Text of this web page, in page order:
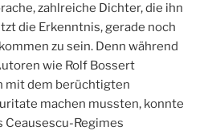
zahlreiche Dichter, die ihn
die Erkenntnis, gerade noch
zu sein. Denn während
wie Rolf Bossert
mit dem berüchtigten
machen mussten, konnte
Regimes